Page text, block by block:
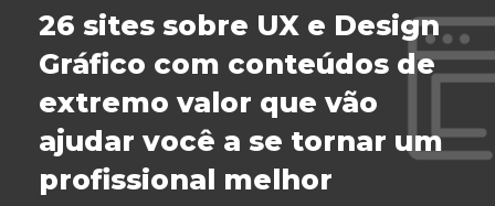
26 sites sobre UX e Design
Gráfico com conteúdos de
extremo valor que vão
ajudar você a se tornar um
profissional melhor